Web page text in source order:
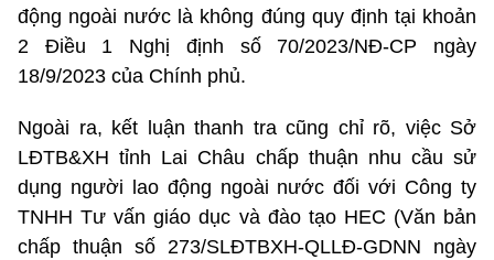
động ngoài nước là không đúng quy định tại khoản
2 Điều 1 Nghị định số 70/2023/NĐ-CP ngày
18/9/2023 của Chính phủ.
Ngoài ra, kết luận thanh tra cũng chỉ rõ, việc Sở
LĐTB&XH tỉnh Lai Châu chấp thuận nhu cầu sử
dụng người lao động ngoài nước đối với Công ty
TNHH Tư vấn giáo dục và đào tạo HEC (Văn bản
chấp thuận số 273/SLĐTBXH-QLLĐ-GDNN ngày